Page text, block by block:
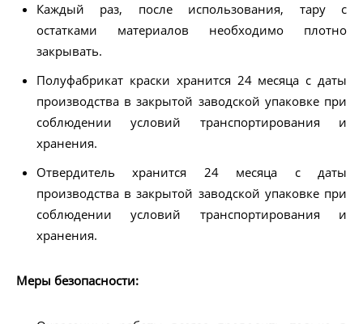
Каждый раз, после использования, тару с
остатками материалов необходимо плотно
закрывать.
Полуфабрикат краски хранится 24 месяца с даты
производства в закрытой заводской упаковке при
соблюдении условий транспортирования и
хранения.
Отвердитель хранится 24 месяца с даты
производства в закрытой заводской упаковке при
соблюдении условий транспортирования и
хранения.
Меры безопасности: